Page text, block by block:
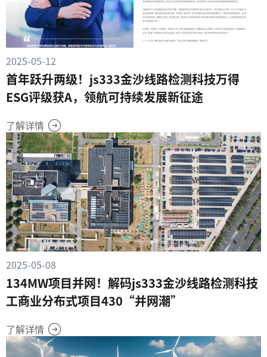
2025-05-12
首年跃升两级！js333金沙线路检测科技万得
ESG评级获A，领航可持续发展新征途
了解详情
2025-05-08
134MW项目并网！解码js333金沙线路检测科技
工商业分布式项目430“并网潮”
了解详情